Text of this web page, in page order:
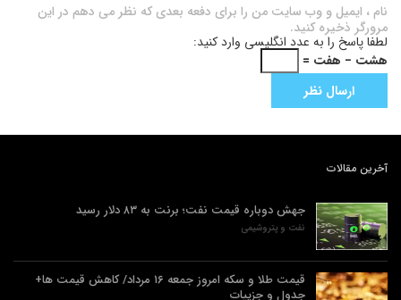
نام ، ایمیل و وب سایت من را برای دفعه بعدی که نظر می دهم در این
مرورگر ذخیره کنید.
لطفا پاسخ را به عدد انگلیسی وارد کنید:
هشت − هفت =
آخرین مقالات
جهش دوباره قیمت نفت؛ برنت به ۸۳ دلار رسید
نفت و پتروشیمی
قیمت طلا و سکه امروز جمعه ۱۶ مرداد/ کاهش قیمت ها+
جدول و جزییات